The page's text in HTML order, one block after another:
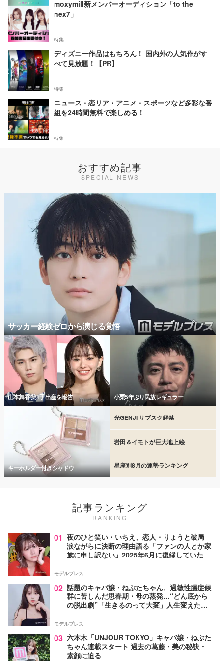
moxymill新メンバーオーディション「to the
nex7」
特集
ディズニー作品はもちろん！ 国内外の人気作がす
べて見放題！【PR】
特集
ニュース・恋リア・アニメ・スポーツなど多彩な番
組を24時間無料で楽しめる！
特集
おすすめ記事
SPECIAL NEWS
サッカー経験ゼロから演じる覚悟
山本舞香 第1子出産を報告 小栗5年ぶり民放レギュラー
キーホルダー付きシャドウ
光GENJI サブスク解禁
岩田＆イモトが巨大地上絵
星座別8月の運勢ランキング
記事ランキング
RANKING
01 夜のひと笑い・いちえ、恋人・りょうと破局
涙ながらに決断の理由語る「ファンの人とか家
族に申し訳ない」2025年6月に復縁していた
モデルプレス
02 話題のキャバ嬢・ねぶたちゃん、過敏性腸症候
群に苦しんだ思春期・母の蒸発…“どん底から
の脱出劇”「生きるのって大変」人生変えた言
モデルプレス
03 六本木「UNJOUR TOKYO」キャバ嬢・ねぶた
ちゃん連載スタート 過去の葛藤・美の秘訣・
素顔に迫る